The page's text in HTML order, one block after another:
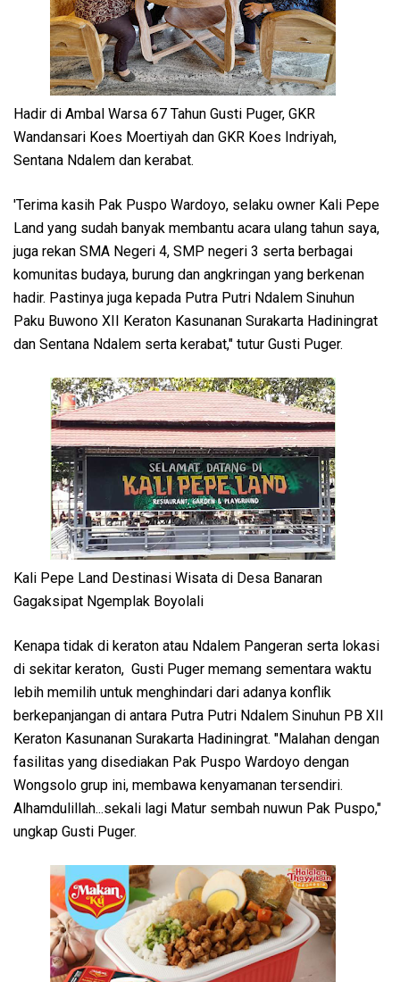
Hadir di Ambal Warsa 67 Tahun Gusti Puger, GKR
Wandansari Koes Moertiyah dan GKR Koes Indriyah,
Sentana Ndalem dan kerabat.
'Terima kasih Pak Puspo Wardoyo, selaku owner Kali Pepe
Land yang sudah banyak membantu acara ulang tahun saya,
juga rekan SMA Negeri 4, SMP negeri 3 serta berbagai
komunitas budaya, burung dan angkringan yang berkenan
hadir. Pastinya juga kepada Putra Putri Ndalem Sinuhun
Paku Buwono XII Keraton Kasunanan Surakarta Hadiningrat
dan Sentana Ndalem serta kerabat," tutur Gusti Puger.
Kali Pepe Land Destinasi Wisata di Desa Banaran
Gagaksipat Ngemplak Boyolali
Kenapa tidak di keraton atau Ndalem Pangeran serta lokasi
di sekitar keraton, Gusti Puger memang sementara waktu
lebih memilih untuk menghindari dari adanya konflik
berkepanjangan di antara Putra Putri Ndalem Sinuhun PB XII
Keraton Kasunanan Surakarta Hadiningrat. "Malahan dengan
fasilitas yang disediakan Pak Puspo Wardoyo dengan
Wongsolo grup ini, membawa kenyamanan tersendiri.
Alhamdulillah...sekali lagi Matur sembah nuwun Pak Puspo,"
ungkap Gusti Puger.